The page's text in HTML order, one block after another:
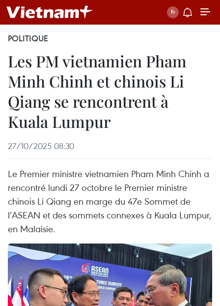
POLITIQUE
Les PM vietnamien Pham
Minh Chinh et chinois Li
Qiang se rencontrent à
Kuala Lumpur
27/10/2025 08:30
Le Premier ministre vietnamien Pham Minh Chinh a
rencontré lundi 27 octobre le Premier ministre
chinois Li Qiang en marge du 47e Sommet de
l’ASEAN et des sommets connexes à Kuala Lumpur,
en Malaisie.